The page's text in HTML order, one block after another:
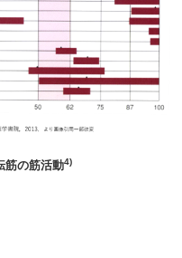
筋の筋活動4)